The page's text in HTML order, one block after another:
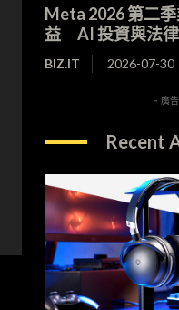
Meta 2026 第二
益 AI 投資與法律
BIZ.IT 2026-07-30
- 廣
Recent